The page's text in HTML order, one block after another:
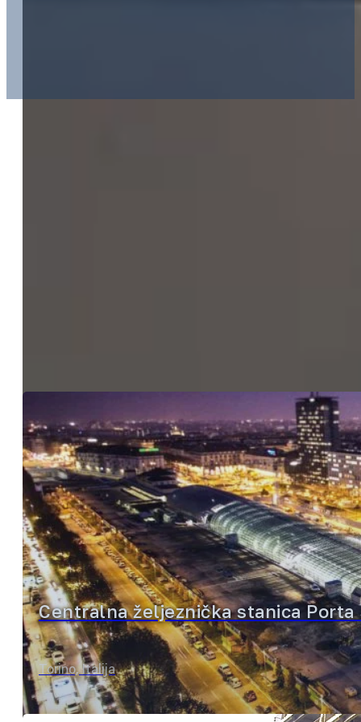
Centralna željeznička stanica Porta
Torino, Italija